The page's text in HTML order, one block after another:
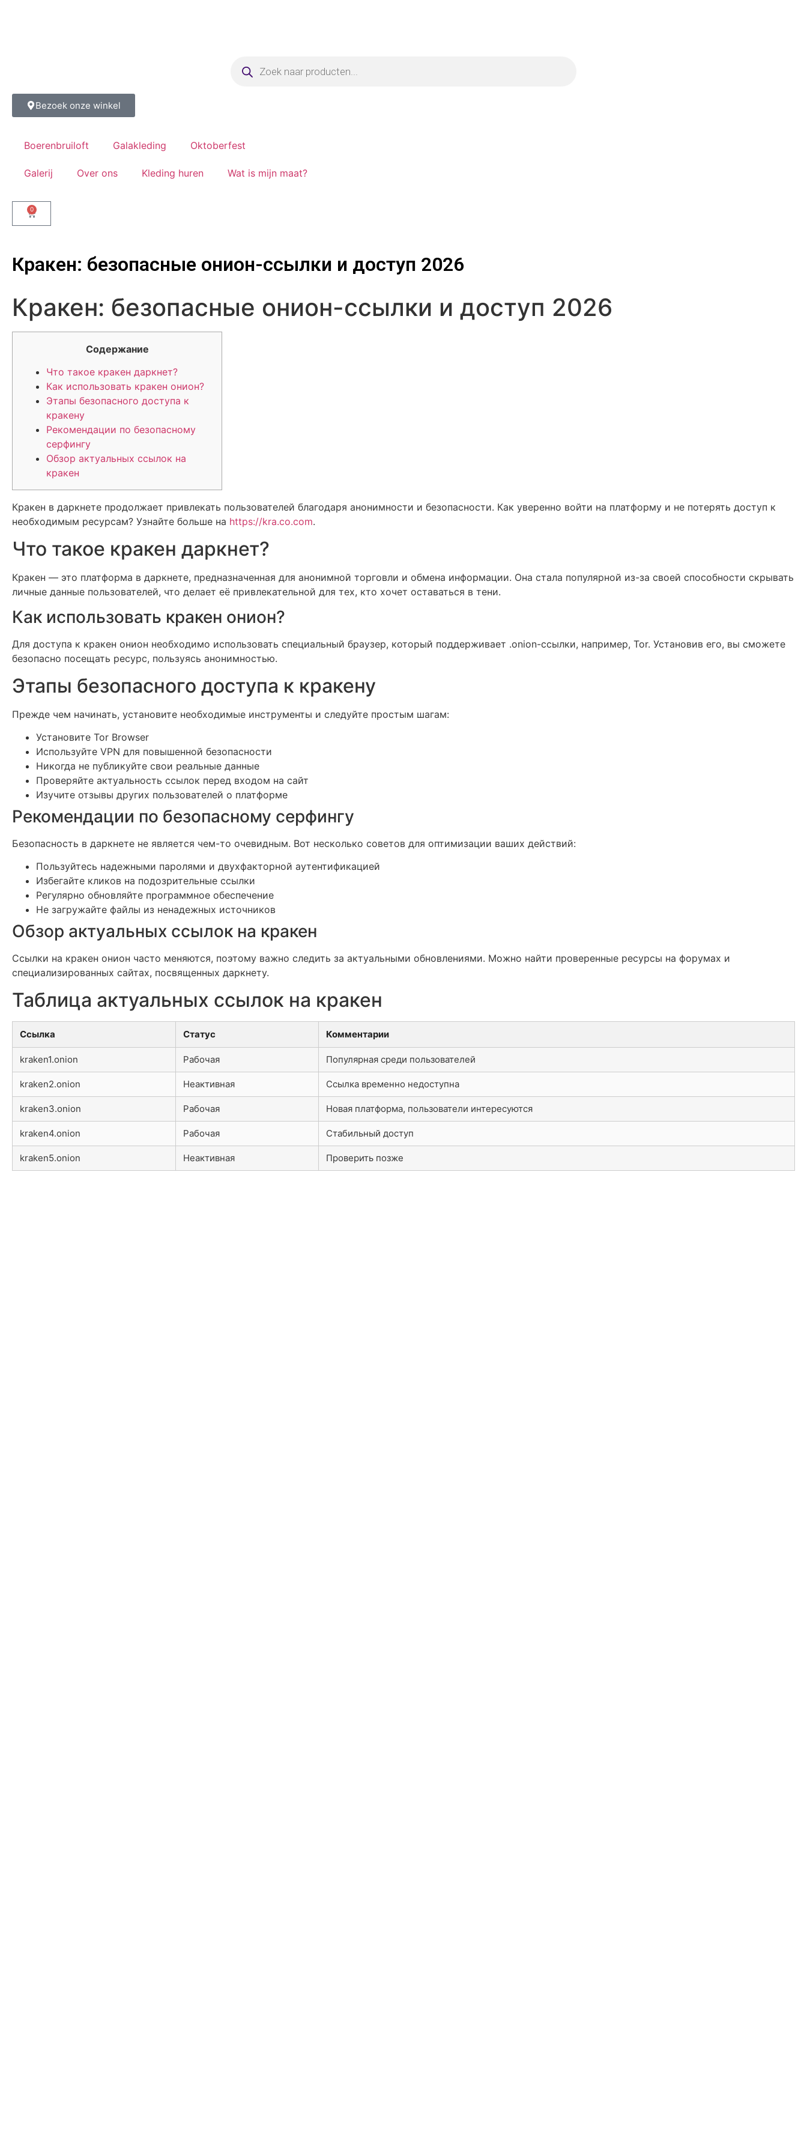
Bezoek onze winkel
Boerenbruiloft Galakleding Oktoberfest
Galerij Over ons Kleding huren Wat is mijn maat?
0
Кракен: безопасные онион-ссылки и доступ 2026
Кракен: безопасные онион-ссылки и доступ 2026
Содержание
Что такое кракен даркнет?
Как использовать кракен онион?
Этапы безопасного доступа к
кракену
Рекомендации по безопасному
серфингу
Обзор актуальных ссылок на
кракен
Кракен в даркнете продолжает привлекать пользователей благодаря анонимности и безопасности. Как уверенно войти на платформу и не потерять доступ к
необходимым ресурсам? Узнайте больше на https://kra.co.com.
Что такое кракен даркнет?
Кракен — это платформа в даркнете, предназначенная для анонимной торговли и обмена информации. Она стала популярной из-за своей способности скрывать
личные данные пользователей, что делает её привлекательной для тех, кто хочет оставаться в тени.
Как использовать кракен онион?
Для доступа к кракен онион необходимо использовать специальный браузер, который поддерживает .onion-ссылки, например, Tor. Установив его, вы сможете
безопасно посещать ресурс, пользуясь анонимностью.
Этапы безопасного доступа к кракену
Прежде чем начинать, установите необходимые инструменты и следуйте простым шагам:
Установите Tor Browser
Используйте VPN для повышенной безопасности
Никогда не публикуйте свои реальные данные
Проверяйте актуальность ссылок перед входом на сайт
Изучите отзывы других пользователей о платформе
Рекомендации по безопасному серфингу
Безопасность в даркнете не является чем-то очевидным. Вот несколько советов для оптимизации ваших действий:
Пользуйтесь надежными паролями и двухфакторной аутентификацией
Избегайте кликов на подозрительные ссылки
Регулярно обновляйте программное обеспечение
Не загружайте файлы из ненадежных источников
Обзор актуальных ссылок на кракен
Ссылки на кракен онион часто меняются, поэтому важно следить за актуальными обновлениями. Можно найти проверенные ресурсы на форумах и
специализированных сайтах, посвященных даркнету.
Таблица актуальных ссылок на кракен
Ссылка Статус Комментарии
kraken1.onion Рабочая Популярная среди пользователей
kraken2.onion Неактивная Ссылка временно недоступна
kraken3.onion Рабочая Новая платформа, пользователи интересуются
kraken4.onion Рабочая Стабильный доступ
kraken5.onion Неактивная Проверить позже